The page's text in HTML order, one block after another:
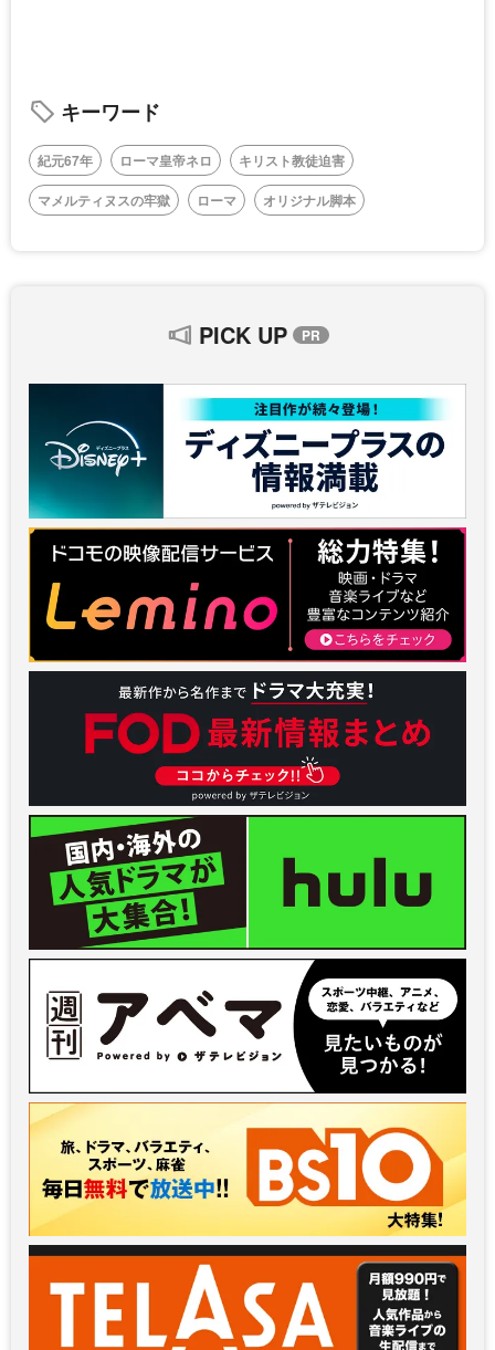
キーワード
紀元67年 ローマ皇帝ネロ
キリスト教徒迫害
マメルティヌスの牢獄
ローマ オリジナル脚本
PICK UP